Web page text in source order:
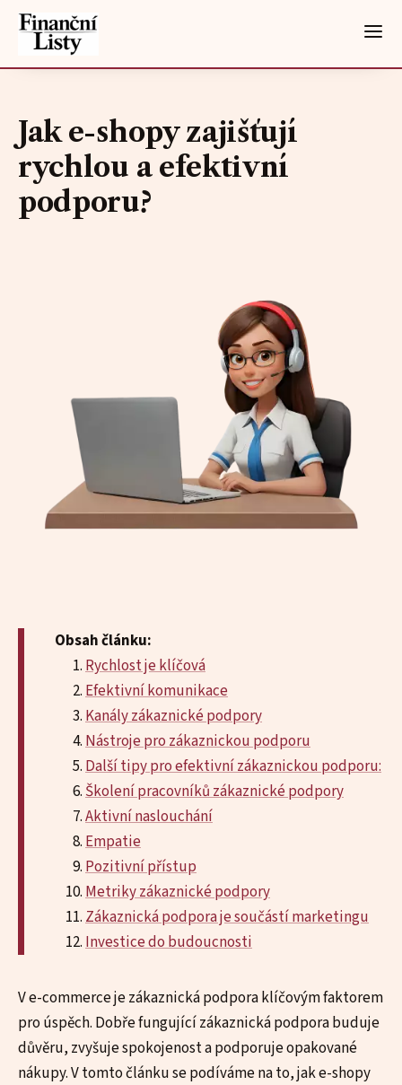
Jak e-shopy zajišťují
rychlou a efektivní
podporu?
Obsah článku:
Rychlost je klíčová
Efektivní komunikace
Kanály zákaznické podpory
Nástroje pro zákaznickou podporu
Další tipy pro efektivní zákaznickou podporu:
Školení pracovníků zákaznické podpory
Aktivní naslouchání
Empatie
Pozitivní přístup
Metriky zákaznické podpory
Zákaznická podpora je součástí marketingu
Investice do budoucnosti
V e-commerce je zákaznická podpora klíčovým faktorem
pro úspěch. Dobře fungující zákaznická podpora buduje
důvěru, zvyšuje spokojenost a podporuje opakované
nákupy. V tomto článku se podíváme na to, jak e-shopy